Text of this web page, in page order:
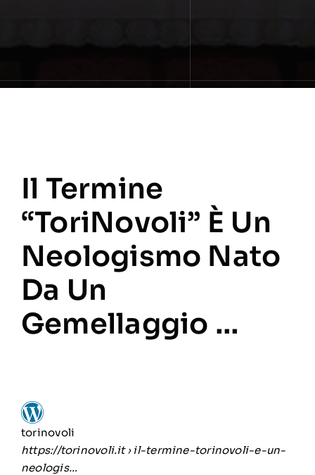
Il Termine
“ToriNovoli” È Un
Neologismo Nato
Da Un
Gemellaggio …
torinovoli
https://torinovoli.it› il-termine-torinovoli-e-un-
neologis…